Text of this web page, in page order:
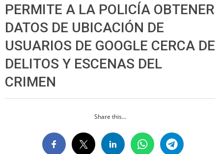
PERMITE A LA POLICÍA OBTENER
DATOS DE UBICACIÓN DE
USUARIOS DE GOOGLE CERCA DE
DELITOS Y ESCENAS DEL
CRIMEN
Share this...